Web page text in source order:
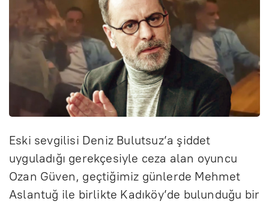
Eski sevgilisi Deniz Bulutsuz’a şiddet
uyguladığı gerekçesiyle ceza alan oyuncu
Ozan Güven, geçtiğimiz günlerde Mehmet
Aslantuğ ile birlikte Kadıköy’de bulunduğu bir